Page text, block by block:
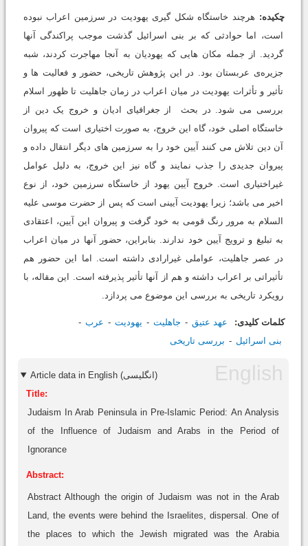
چکیده: هرچند خاستگاه شکل گیری یهودیت در سرزمین اعراب نبوده
است، اما حوادثی که بر بنی اسرائیل گذشت موجب پراکندگی آنها
گردید. از جمله مکان هایی که یهودیان به آنجا مهاجرت کردند، شبه
جزیره‌ی عربستان بود. در این پژوهش تاریخی، حضور و فعالیت ها و
تأثیر و تأثرات یهودیت در میان اعراب در زمان جاهلیت تا ظهور اسلام
بررسی می شود. در بحث از جغرافیای ادیان و خروج یک دین از
خاستگاه اصلی خود، گاه این خروج، به صورت اختیاری است که پیروان
آن دین تلاش می کنند آیین خود را به سرزمین های دیگر انتقال داده و
پیروان جدیدی را جذب نمایند و گاه نیز این خروج، به دلیل عوامل
غیراختیاری است. خروج آیین یهود از خاستگاه سرزمین خود، از نوع
اخیر می باشد؛ زیرا یهودیت آیینی است که پس از حضرت موسی علیه
السلام به مرور رنگ قومی به خود گرفت و پیروان این آیین، اعتقادی
به تبلیغ و ترویج آیین خود ندارند. بنابراین، حضور آنها در میان اعراب
در عصر جاهلیت، عواملی غیرارادی داشته است. اما این حضور هم
تأثیراتی بر اعراب داشته و هم از آنها تأثیر پذیرفته است. این مقاله، با
رویکرد تاریخی به بررسی این موضوع می پردازد.
کلمات کلیدی: عهد عتیق جاهلیت یهودیت
عرب
بنی اسرائیل
بررسی تاریخی
Article data in English (انگلیسی)
Title:
Judaism In Arab Peninsula in Pre-Islamic Period: An Analysis
of the Influence of Judaism and Arabs in the Period of
Ignorance
Abstract:
Abstract Although the origin of Judaism was not in the Arab
Land, the events were behind the Israelites, dispersal. One of
the places to which the Jewish migrated was the Arabia